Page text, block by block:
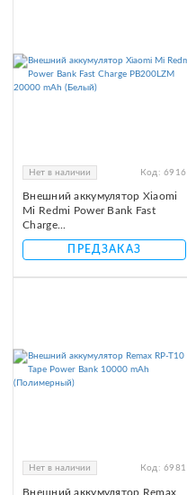
Нет в наличии Код: 6916
Внешний аккумулятор Xiaomi
Mi Redmi Power Bank Fast
Charge...
ПРЕДЗАКАЗ
Нет в наличии Код: 6981
Внешний аккумулятор Remax